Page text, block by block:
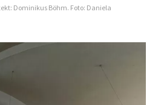
Dominikus Böhm. Foto: Daniela